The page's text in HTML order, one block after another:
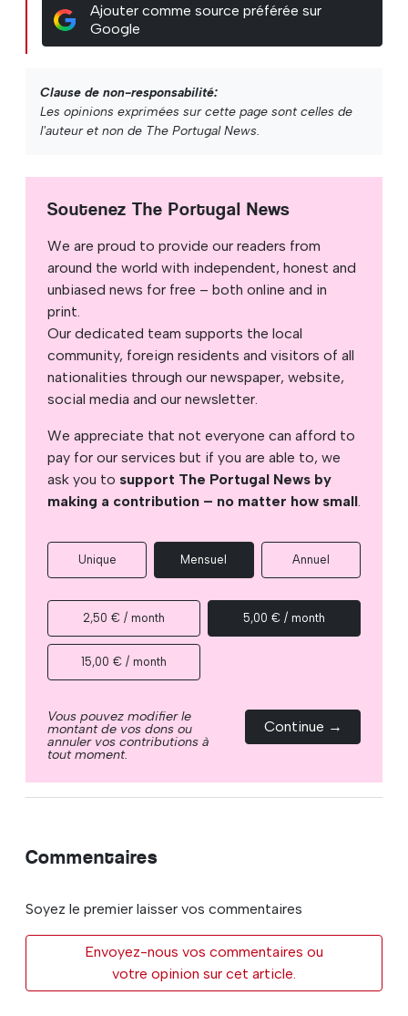
Ajouter comme source préférée sur
Google
Clause de non-responsabilité:
Les opinions exprimées sur cette page sont celles de
l'auteur et non de The Portugal News.
Soutenez The Portugal News
We are proud to provide our readers from
around the world with independent, honest and
unbiased news for free – both online and in
print.
Our dedicated team supports the local
community, foreign residents and visitors of all
nationalities through our newspaper, website,
social media and our newsletter.
We appreciate that not everyone can afford to
pay for our services but if you are able to, we
ask you to support The Portugal News by
making a contribution – no matter how small.
Unique Mensuel Annuel
2,50 € / month 5,00 € / month
15,00 € / month
Vous pouvez modifier le
montant de vos dons ou
annuler vos contributions à
tout moment.
Continue →
Commentaires
Soyez le premier laisser vos commentaires
Envoyez-nous vos commentaires ou
votre opinion sur cet article.